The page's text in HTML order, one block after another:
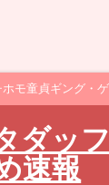
モ童貞ギング・
ダッ
速報